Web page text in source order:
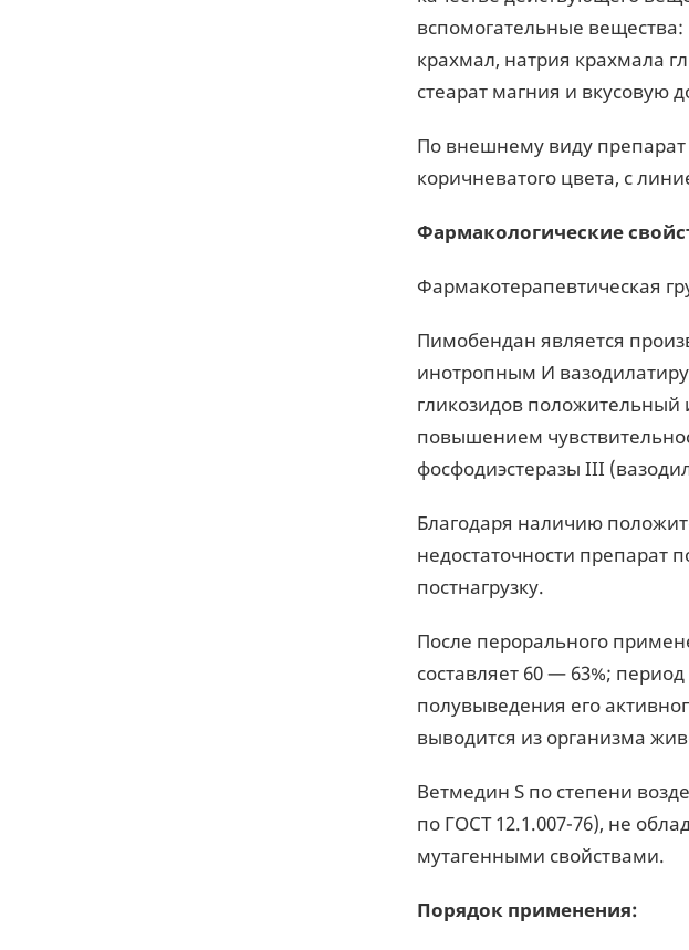
вспомогательные
крахмал, натрия крахмала
стеарат магния и вкусовую
По внешнему виду
коричневатого цвета, с
Фармакологические
Фармакотерапевтическая
Пимобендан является
инотропным И
гликозидов
повышением
фосфодиэстеразы III
Благодаря наличию
недостаточности препарат
постнагрузку.
После перорального
составляет 60 — 63%;
полувыведения его
выводится из организма
Ветмедин S по степени
по ГОСТ 12.1.007-76), не
мутагенными свойствами.
Порядок применения: